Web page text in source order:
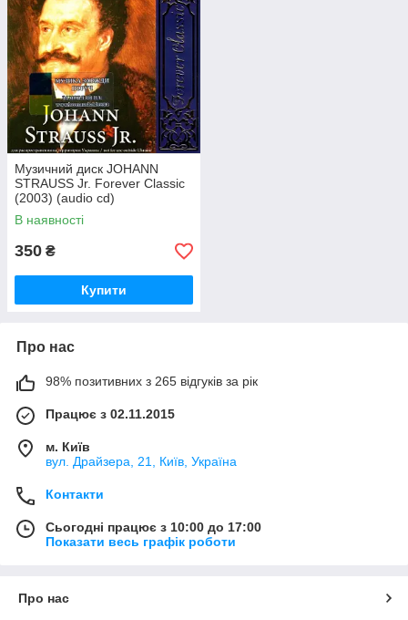
Музичний диск JOHANN
STRAUSS Jr. Forever Classic
(2003) (audio cd)
В наявності
350 ₴
Купити
Про нас
98% позитивних з 265 відгуків за рік
Працює з 02.11.2015
м. Київ
вул. Драйзера, 21, Київ, Україна
Контакти
Сьогодні працює з 10:00 до 17:00
Показати весь графік роботи
Про нас